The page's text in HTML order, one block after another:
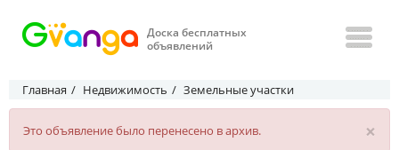
Доска бесплатных
объявлений
Главная Недвижимость Земельные участки
×
Это объявление было перенесено в архив.